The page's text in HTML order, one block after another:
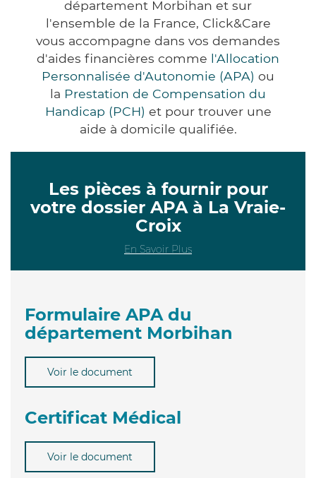
département Morbihan et sur
l'ensemble de la France, Click&Care
vous accompagne dans vos demandes
d'aides financières comme l'Allocation
Personnalisée d'Autonomie (APA) ou
la Prestation de Compensation du
Handicap (PCH) et pour trouver une
aide à domicile qualifiée.
Les pièces à fournir pour
votre dossier APA à La Vraie-
Croix
En Savoir Plus
Formulaire APA du
département Morbihan
Voir le document
Certificat Médical
Voir le document